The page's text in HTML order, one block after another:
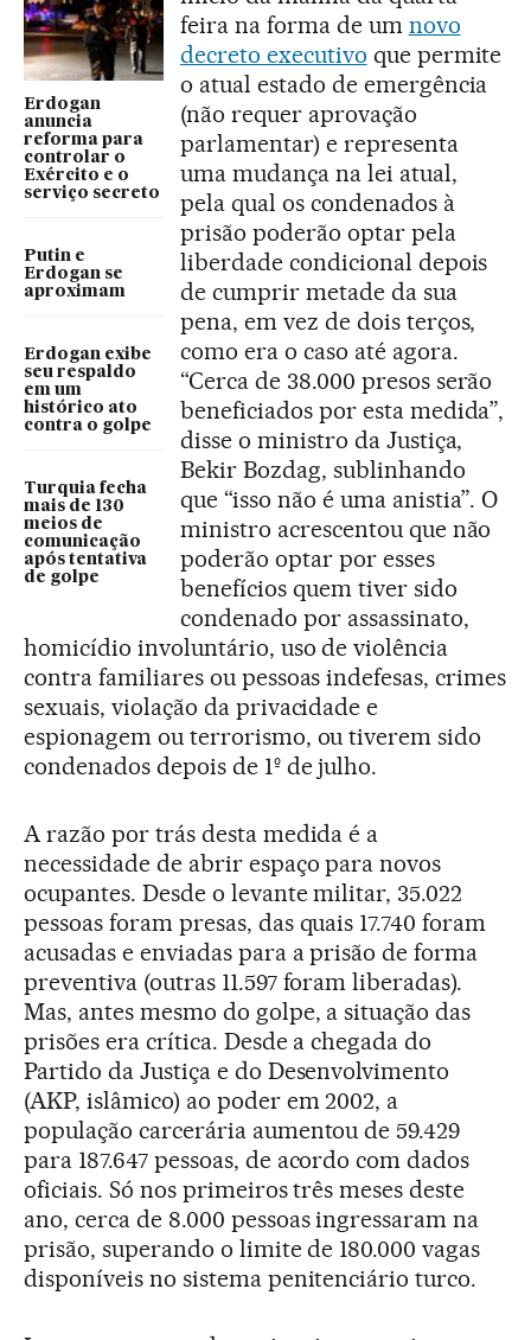
Erdogan
anuncia
reforma para
controlar o
Exército e o
serviço secreto
Putin e
Erdogan se
aproximam
Erdogan exibe
seu respaldo
em um
histórico ato
contra o golpe
Turquia fecha
mais de 130
meios de
comunicação
após tentativa
de golpe
feira na forma de um novo
decreto executivo que permite
o atual estado de emergência
(não requer aprovação
parlamentar) e representa
uma mudança na lei atual,
pela qual os condenados à
prisão poderão optar pela
liberdade condicional depois
de cumprir metade da sua
pena, em vez de dois terços,
como era o caso até agora.
“Cerca de 38.000 presos serão
beneficiados por esta medida”,
disse o ministro da Justiça,
Bekir Bozdag, sublinhando
que “isso não é uma anistia”. O
ministro acrescentou que não
poderão optar por esses
benefícios quem tiver sido
condenado por assassinato,
homicídio involuntário, uso de violência
contra familiares ou pessoas indefesas, crimes
sexuais, violação da privacidade e
espionagem ou terrorismo, ou tiverem sido
condenados depois de 1º de julho.
A razão por trás desta medida é a
necessidade de abrir espaço para novos
ocupantes. Desde o levante militar, 35.022
pessoas foram presas, das quais 17.740 foram
acusadas e enviadas para a prisão de forma
preventiva (outras 11.597 foram liberadas).
Mas, antes mesmo do golpe, a situação das
prisões era crítica. Desde a chegada do
Partido da Justiça e do Desenvolvimento
(AKP, islâmico) ao poder em 2002, a
população carcerária aumentou de 59.429
para 187.647 pessoas, de acordo com dados
oficiais. Só nos primeiros três meses deste
ano, cerca de 8.000 pessoas ingressaram na
prisão, superando o limite de 180.000 vagas
disponíveis no sistema penitenciário turco.